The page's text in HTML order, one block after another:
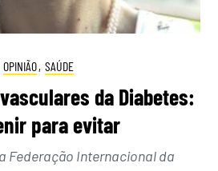
OPINIÃO, SAÚDE
da Diabetes:
para evitar
a Federação Internacional da